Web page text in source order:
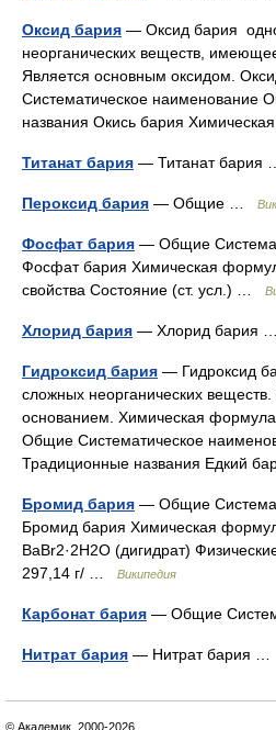
Оксид бария — Оксид бария
неорганических веществ,
Является основным оксидом.
Систематическое наименование
названия Окись бария
Титанат бария — Титанат бария
Пероксид бария — Общие …
Фосфат бария — Общие
Фосфат бария Химическая
свойства Состояние (ст. усл.) …
Хлорид бария — Хлорид бария
Гидроксид бария — Гидроксид
сложных неорганических
основанием. Химическая
Общие Систематическое
Традиционные названия Едкий
Бромид бария — Общие
Бромид бария Химическая
BaBr2·2H2O (дигидрат)
297,14 г/ …
Википедия
Карбонат бария — Общие
Нитрат бария — Нитрат бария …
© Академик, 2000-2026